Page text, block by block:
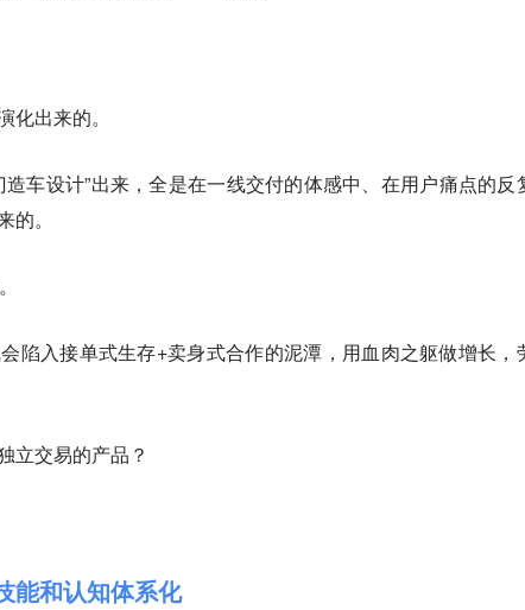
出来的。
车设计”出来，全是在一线交付的体感中、在用户痛点的反
。
陷入接单式生存+卖身式合作的泥潭，用血肉之躯做增长，
立交易的产品？
能和认知体系化